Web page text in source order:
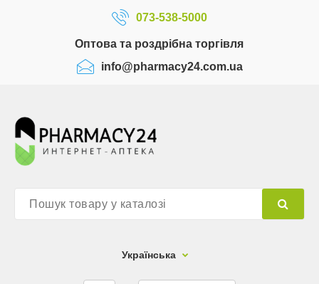
073-538-5000
Оптова та роздрібна торгівля
info@pharmacy24.com.ua
Українська